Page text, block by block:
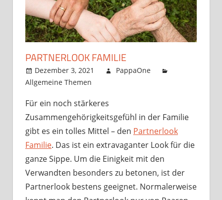
PARTNERLOOK FAMILIE
Dezember 3, 2021
PappaOne
Allgemeine Themen
Für ein noch stärkeres
Zusammengehörigkeitsgefühl in der Familie
gibt es ein tolles Mittel – den Partnerlook
Familie. Das ist ein extravaganter Look für die
ganze Sippe. Um die Einigkeit mit den
Verwandten besonders zu betonen, ist der
Partnerlook bestens geeignet. Normalerweise